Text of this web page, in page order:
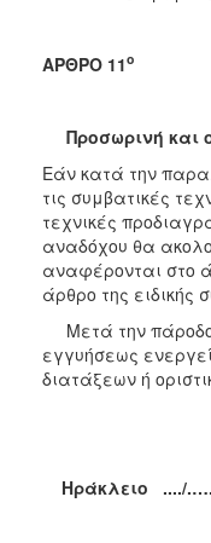
ΑΡΘΡΟ 11ο
Προσωρινή και
Εάν κατά την
τις συμβατικές
τεχνικές
αναδόχου θα
αναφέρονται στο
άρθρο της
Μετά την πάροδο
εγγυήσεως
διατάξεων ή
Ηράκλειο ..../.…